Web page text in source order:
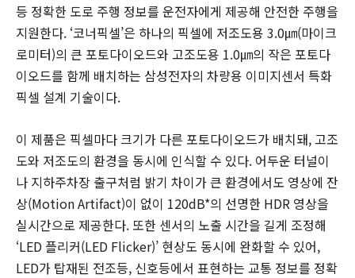
등 정확한 도로 주행 정보를 운전자에게 제공해 안전한 주행을
지원한다. ‘코너픽셀’은 하나의 픽셀에 저조도용 3.0㎛(마이크
로미터)의 큰 포토다이오드와 고조도용 1.0㎛의 작은 포토다
이오드를 함께 배치하는 삼성전자의 차량용 이미지센서 특화
픽셀 설계 기술이다.
이 제품은 픽셀마다 크기가 다른 포토다이오드가 배치돼, 고조
도와 저조도의 환경을 동시에 인식할 수 있다. 어두운 터널이
나 지하주차장 출구처럼 밝기 차이가 큰 환경에서도 영상에 잔
상(Motion Artifact)이 없이 120dB*의 선명한 HDR 영상을
실시간으로 제공한다. 또한 센서의 노출 시간을 길게 조정해
‘LED 플리커(LED Flicker)’ 현상도 동시에 완화할 수 있어,
LED가 탑재된 전조등, 신호등에서 표현하는 교통 정보를 정확